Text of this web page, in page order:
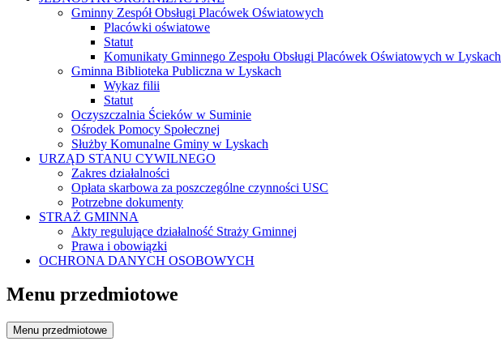
Gminny Zespół Obsługi Placówek Oświatowych
Placówki oświatowe
Statut
Komunikaty Gminnego Zespołu Obsługi Placówek Oświatowych w Lyskach
Gminna Biblioteka Publiczna w Lyskach
Wykaz filii
Statut
Oczyszczalnia Ścieków w Suminie
Ośrodek Pomocy Społecznej
Służby Komunalne Gminy w Lyskach
URZĄD STANU CYWILNEGO
Zakres działalności
Opłata skarbowa za poszczególne czynności USC
Potrzebne dokumenty
STRAŻ GMINNA
Akty regulujące działalność Straży Gminnej
Prawa i obowiązki
OCHRONA DANYCH OSOBOWYCH
Menu przedmiotowe
Menu przedmiotowe